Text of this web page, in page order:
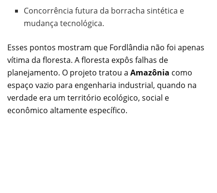
Concorrência futura da borracha sintética e
mudança tecnológica.
Esses pontos mostram que Fordlândia não foi apenas
vítima da floresta. A floresta expôs falhas de
planejamento. O projeto tratou a Amazônia como
espaço vazio para engenharia industrial, quando na
verdade era um território ecológico, social e
econômico altamente específico.